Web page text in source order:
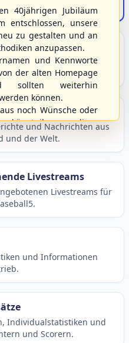
zu Baseball, Softball
und Nachrichten aus
und der Welt.
Livestreams
Livestreams für
und Informationen
Individualstatistiken und
und Scorern.
40jährigen Jubiläum
entschlossen, unsere
zu gestalten und an
anzupassen.
und Kennworte
der alten Homepage
sollten weiterhin
können.
noch Wünsche oder
könnt ihr uns diese
info@shbvnet.de